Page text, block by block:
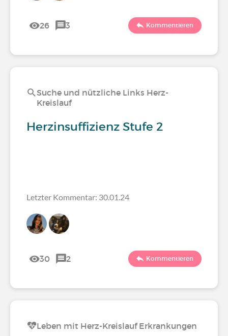
26 3 Kommentieren
Suche und nützliche Links Herz-
Kreislauf
Herzinsuffizienz Stufe 2
Letzter Kommentar: 30.01.24
30 2 Kommentieren
Leben mit Herz-Kreislauf Erkrankungen